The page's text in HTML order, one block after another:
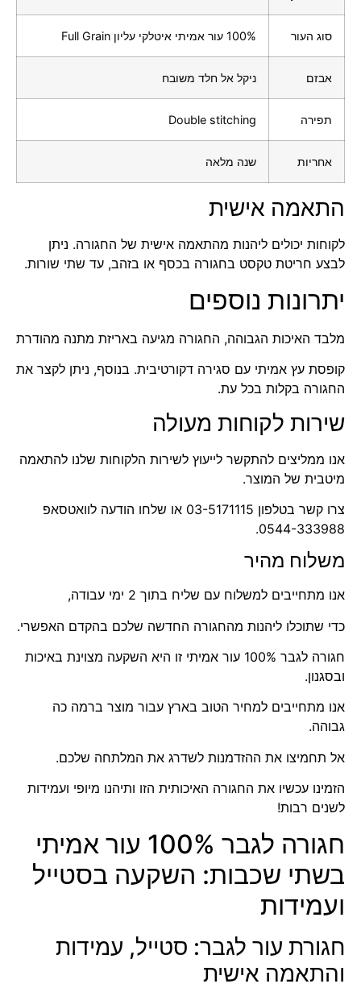
סוג העור 100% עור אמיתי איטלקי עליון Full Grain
אבזם ניקל אל חלד משובח
תפירה Double stitching
אחריות שנה מלאה
התאמה אישית
לקוחות יכולים ליהנות מהתאמה אישית של החגורה. ניתן
לבצע חריטת טקסט בחגורה בכסף או בזהב, עד שתי שורות.
יתרונות נוספים
מלבד האיכות הגבוהה, החגורה מגיעה באריזת מתנה מהודרת
קופסת עץ אמיתי עם סגירה דקורטיבית. בנוסף, ניתן לקצר את
החגורה בקלות בכל עת.
שירות לקוחות מעולה
אנו ממליצים להתקשר לייעוץ לשירות הלקוחות שלנו להתאמה
מיטבית של המוצר.
צרו קשר בטלפון 03-5171115 או שלחו הודעה לוואטסאפ
0544-333988
.
משלוח מהיר
אנו מתחייבים למשלוח עם שליח בתוך 2 ימי עבודה,
כדי שתוכלו ליהנות מהחגורה החדשה שלכם בהקדם האפשרי.
חגורה לגבר 100% עור אמיתי
זו היא השקעה מצוינת באיכות
ובסגנון.
אנו מתחייבים למחיר הטוב בארץ עבור מוצר ברמה כה
גבוהה.
אל תחמיצו את ההזדמנות לשדרג את המלתחה שלכם.
הזמינו עכשיו את החגורה האיכותית הזו ותיהנו מיופי ועמידות
לשנים רבות!
חגורה לגבר 100% עור אמיתי
בשתי שכבות: השקעה בסטייל
ועמידות
חגורת עור לגבר: סטייל, עמידות
והתאמה אישית